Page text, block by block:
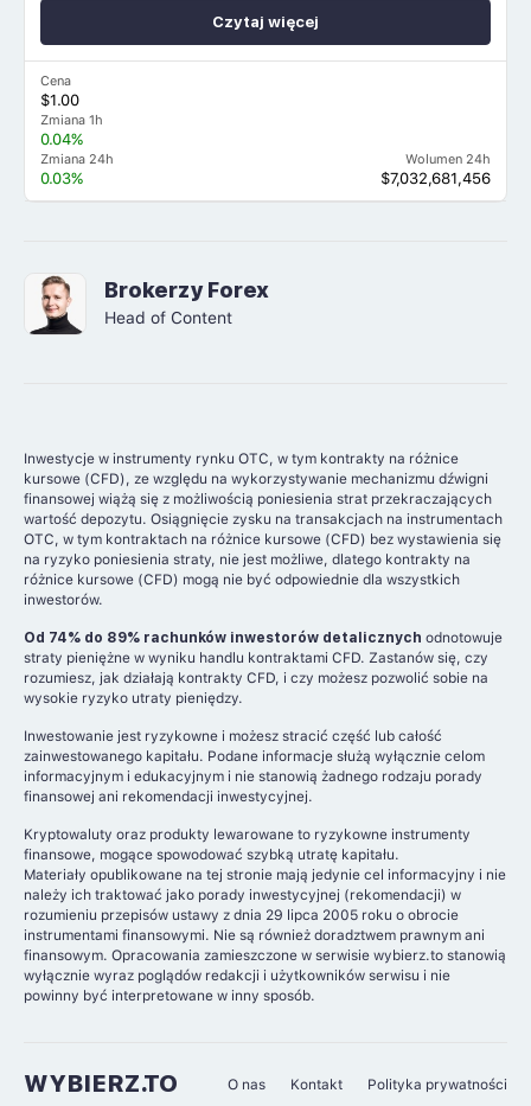
Cena
$1.00
Zmiana 1h
0.04%
Zmiana 24h
0.03%
Wolumen 24h
$7,032,681,456
Czytaj więcej
Brokerzy Forex
Head of Content
Inwestycje w instrumenty rynku OTC, w tym kontrakty na różnice
kursowe (CFD), ze względu na wykorzystywanie mechanizmu dźwigni
finansowej wiążą się z możliwością poniesienia strat przekraczających
wartość depozytu. Osiągnięcie zysku na transakcjach na instrumentach
OTC, w tym kontraktach na różnice kursowe (CFD) bez wystawienia się
na ryzyko poniesienia straty, nie jest możliwe, dlatego kontrakty na
różnice kursowe (CFD) mogą nie być odpowiednie dla wszystkich
inwestorów.
Od 74% do 89% rachunków inwestorów detalicznych odnotowuje
straty pieniężne w wyniku handlu kontraktami CFD. Zastanów się, czy
rozumiesz, jak działają kontrakty CFD, i czy możesz pozwolić sobie na
wysokie ryzyko utraty pieniędzy.
Inwestowanie jest ryzykowne i możesz stracić część lub całość
zainwestowanego kapitału. Podane informacje służą wyłącznie celom
informacyjnym i edukacyjnym i nie stanowią żadnego rodzaju porady
finansowej ani rekomendacji inwestycyjnej.
Kryptowaluty oraz produkty lewarowane to ryzykowne instrumenty
finansowe, mogące spowodować szybką utratę kapitału.
Materiały opublikowane na tej stronie mają jedynie cel informacyjny i nie
należy ich traktować jako porady inwestycyjnej (rekomendacji) w
rozumieniu przepisów ustawy z dnia 29 lipca 2005 roku o obrocie
instrumentami finansowymi. Nie są również doradztwem prawnym ani
finansowym. Opracowania zamieszczone w serwisie wybierz.to stanowią
wyłącznie wyraz poglądów redakcji i użytkowników serwisu i nie
powinny być interpretowane w inny sposób.
WYBIERZ.TO O nas Kontakt Polityka prywatności